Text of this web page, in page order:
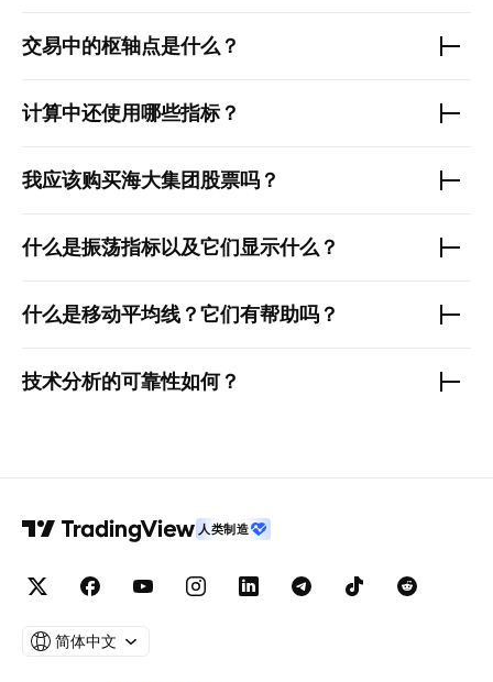
交易中的枢轴点是什么？
计算中还使用哪些指标？
我应该购买海大集团 股票吗？
什么是振荡指标以及它们显示什么？
什么是移动平均线？它们有帮助吗？
技术分析的可靠性如何？
人类制造
简体中文